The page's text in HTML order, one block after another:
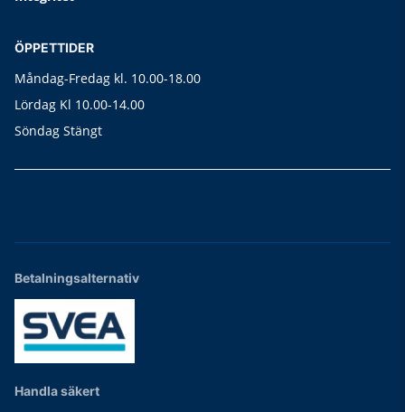
ÖPPETTIDER
Måndag-Fredag kl. 10.00-18.00
Lördag Kl 10.00-14.00
Söndag Stängt
Betalningsalternativ
Handla säkert